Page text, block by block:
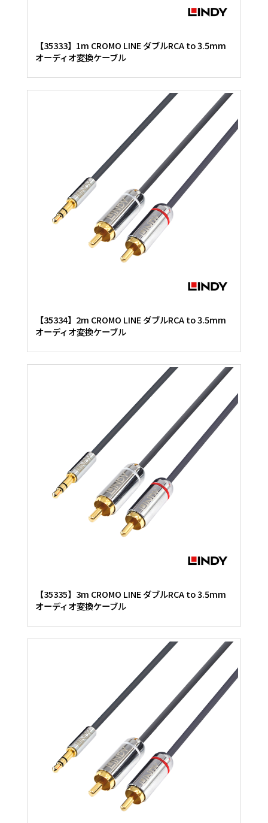
【35333】1m CROMO LINE ダブルRCA to 3.5mm
オーディオ変換ケーブル
【35334】2m CROMO LINE ダブルRCA to 3.5mm
オーディオ変換ケーブル
【35335】3m CROMO LINE ダブルRCA to 3.5mm
オーディオ変換ケーブル